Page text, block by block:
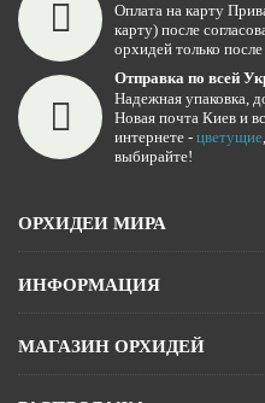
Оплата на карту
карту) после
орхидей только
Отправка по всей
Надежная упаковка,
Новая почта Киев и
интернете - цветущие
выбирайте!
ОРХИДЕИ МИРА
ИНФОРМАЦИЯ
МАГАЗИН ОРХИДЕЙ